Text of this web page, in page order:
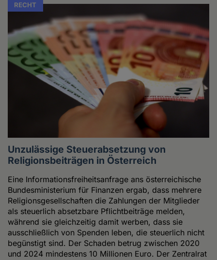
RECHT
Unzulässige Steuerabsetzung von
Religionsbeiträgen in Österreich
Eine Informationsfreiheitsanfrage ans österreichische
Bundesministerium für Finanzen ergab, dass mehrere
Religionsgesellschaften die Zahlungen der Mitglieder
als steuerlich absetzbare Pflichtbeiträge melden,
während sie gleichzeitig damit werben, dass sie
ausschließlich von Spenden leben, die steuerlich nicht
begünstigt sind. Der Schaden betrug zwischen 2020
und 2024 mindestens 10 Millionen Euro. Der Zentralrat